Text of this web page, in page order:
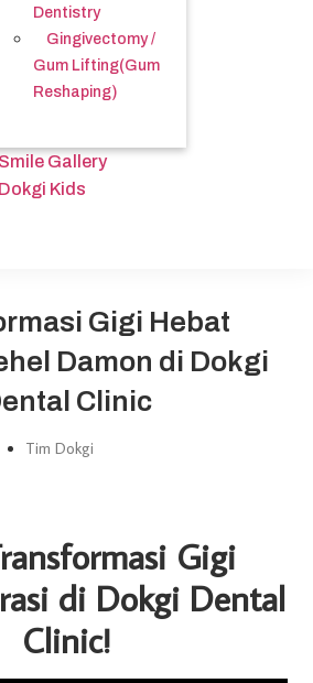
Dentistry
Gingivectomy /
Gum Lifting(Gum
Reshaping)
Smile Gallery
Dokgi Kids
Gigi Hebat
Damon di Dokgi
Clinic
Tim Dokgi
Gigi
di Dokgi Dental
Clinic!